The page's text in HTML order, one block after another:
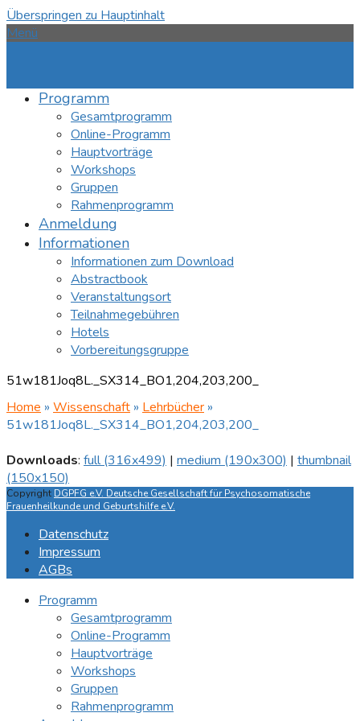
Überspringen zu Hauptinhalt
Menü
Programm
Gesamtprogramm
Online-Programm
Hauptvorträge
Workshops
Gruppen
Rahmenprogramm
Anmeldung
Informationen
Informationen zum Download
Abstractbook
Veranstaltungsort
Teilnahmegebühren
Hotels
Vorbereitungsgruppe
51w181Joq8L._SX314_BO1,204,203,200_
Home » Wissenschaft » Lehrbücher »
51w181Joq8L._SX314_BO1,204,203,200_
Downloads: full (316x499) | medium (190x300) | thumbnail
(150x150)
Copyright DGPFG e.V. Deutsche Gesellschaft für Psychosomatische
Frauenheilkunde und Geburtshilfe e.V.
Datenschutz
Impressum
AGBs
Programm
Gesamtprogramm
Online-Programm
Hauptvorträge
Workshops
Gruppen
Rahmenprogramm